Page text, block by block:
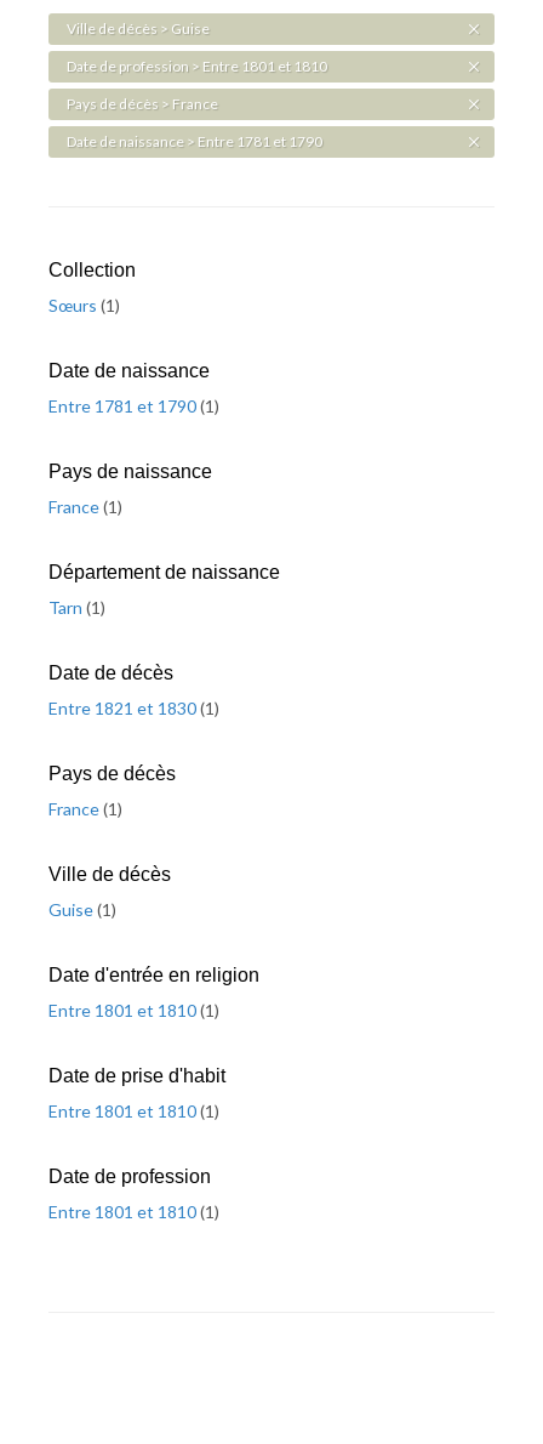
Ville de décès > Guise
Date de profession > Entre 1801 et 1810
Pays de décès > France
Date de naissance > Entre 1781 et 1790
Collection
Sœurs (1)
Date de naissance
Entre 1781 et 1790(1)
Pays de naissance
France(1)
Département de naissance
Tarn (1)
Date de décès
Entre 1821 et 1830(1)
Pays de décès
France(1)
Ville de décès
Guise(1)
Date d'entrée en religion
Entre 1801 et 1810(1)
Date de prise d'habit
Entre 1801 et 1810(1)
Date de profession
Entre 1801 et 1810(1)